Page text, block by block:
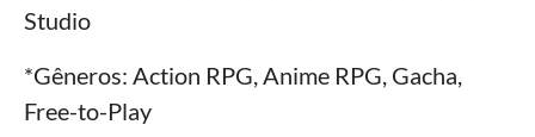
Studio
*Gêneros: Action RPG, Anime RPG, Gacha,
Free-to-Play